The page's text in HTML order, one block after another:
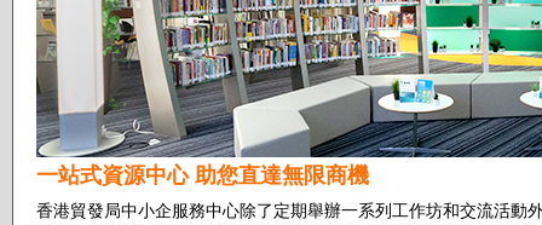
一站式資源中心 助您直達無限商機
香港貿發局中小企服務中心除了定期舉辦一系列工作坊和交流活動